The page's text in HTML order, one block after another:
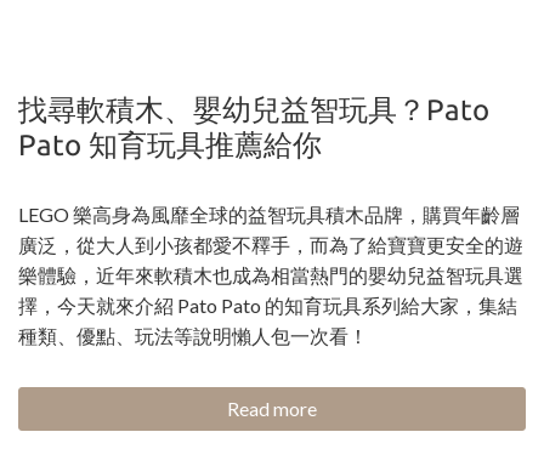
找尋軟積木、嬰幼兒益智玩具？Pato
Pato 知育玩具推薦給你
LEGO 樂高身為風靡全球的益智玩具積木品牌，購買年齡層
廣泛，從大人到小孩都愛不釋手，而為了給寶寶更安全的遊
樂體驗，近年來軟積木也成為相當熱門的嬰幼兒益智玩具選
擇，今天就來介紹 Pato Pato 的知育玩具系列給大家，集結
種類、優點、玩法等說明懶人包一次看！
Read more